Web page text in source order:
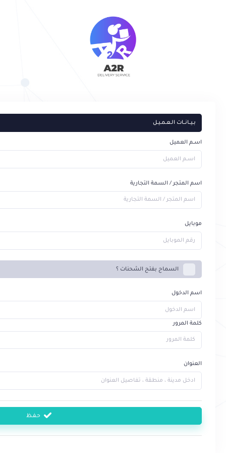
بــيـــانـــات الــعــمــيــل
اســم العميل
اسم المتجر / السمة التجارية
موبايل
السماح بفتح الشحنات ؟
اسم الدخول
كلمة المرور
العنوان
حـفــظ